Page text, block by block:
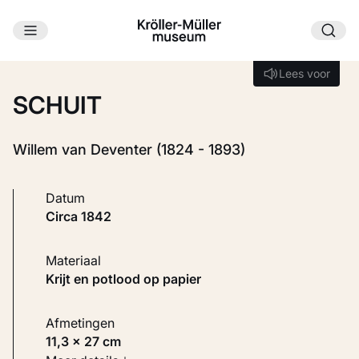
Ga naar hoofdinhoud
Lees voor
Lees voor
SCHUIT
Willem van Deventer (1824 - 1893)
Datum
circa 1842
Materiaal
Krijt en potlood op papier
Afmetingen
11,3 × 27 cm